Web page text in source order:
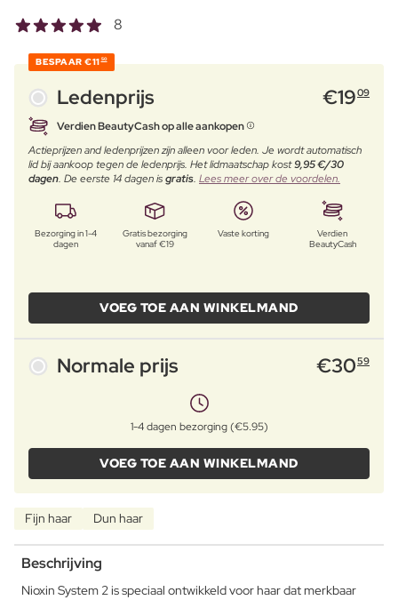
8
BESPAAR €11 50
Ledenprijs €1909
Verdien BeautyCash op alle aankopen
Actieprijzen and ledenprijzen zijn alleen voor leden. Je wordt automatisch
lid bij aankoop tegen de ledenprijs. Het lidmaatschap kost9,95 €/30
dagen. De eerste 14 dagen isgratis. Lees meer over de voordelen.
Bezorging in 1-4
dagen
Gratis bezorging
vanaf €19
Vaste korting
Verdien
BeautyCash
VOEG TOE AAN WINKELMAND
Normale prijs €3059
1-4 dagen bezorging (€5.95)
VOEG TOE AAN WINKELMAND
Fijn haar Dun haar
Beschrijving
Nioxin System 2 is speciaal ontwikkeld voor haar dat merkbaar